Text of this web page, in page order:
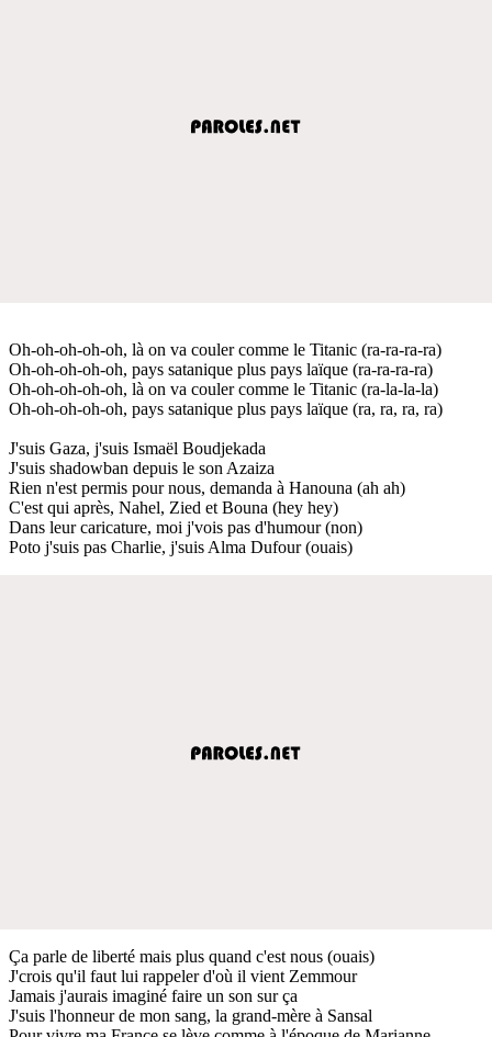
Oh-oh-oh-oh-oh, là on va couler comme le Titanic (ra-ra-ra-ra)
Oh-oh-oh-oh-oh, pays satanique plus pays laïque (ra-ra-ra-ra)
Oh-oh-oh-oh-oh, là on va couler comme le Titanic (ra-la-la-la)
Oh-oh-oh-oh-oh, pays satanique plus pays laïque (ra, ra, ra, ra)
J'suis Gaza, j'suis Ismaël Boudjekada
J'suis shadowban depuis le son Azaiza
Rien n'est permis pour nous, demanda à Hanouna (ah ah)
C'est qui après, Nahel, Zied et Bouna (hey hey)
Dans leur caricature, moi j'vois pas d'humour (non)
Poto j'suis pas Charlie, j'suis Alma Dufour (ouais)
Ça parle de liberté mais plus quand c'est nous (ouais)
J'crois qu'il faut lui rappeler d'où il vient Zemmour
Jamais j'aurais imaginé faire un son sur ça
J'suis l'honneur de mon sang, la grand-mère à Sansal